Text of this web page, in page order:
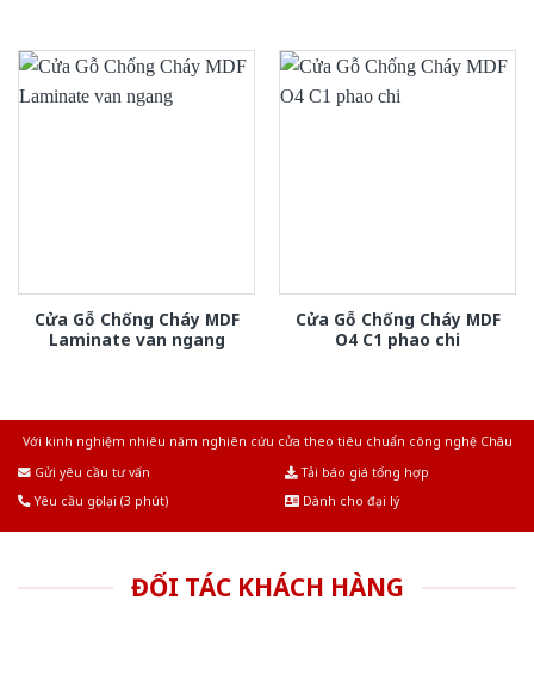
Cửa Gỗ Chống Cháy MDF
Laminate van ngang
Cửa Gỗ Chống Cháy MDF
O4 C1 phao chi
Với kinh nghiệm nhiêu năm nghiên cứu cửa theo tiêu chuẩn công nghệ Châu
Gửi yêu cầu tư vấn
Tải báo giá tổng hợp
Yêu cầu gọi lại (3 phút)
Dành cho đại lý
ĐỐI TÁC KHÁCH HÀNG